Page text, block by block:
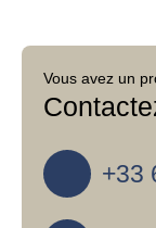
Vous avez un
+33